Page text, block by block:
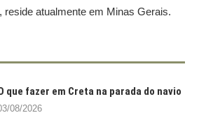
reside atualmente em Minas Gerais.
que fazer em Creta na parada do navio
08/2026